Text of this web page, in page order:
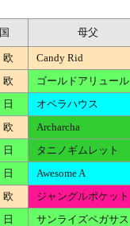
国 母父
欧 Candy Rid
欧 ゴールドアリュール
日 オペラハウス
欧 Archarcha
日 タニノギムレット
日 Awesome A
欧 ジャングルポケット
日 サンライズペガサス